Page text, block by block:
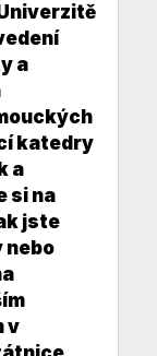
a
katedry
a
si na
jste
nebo
v